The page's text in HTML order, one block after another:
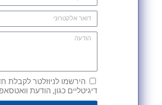
הירשמו לניוזלטר לקבלת
דיגיטליים כגון, הודעת